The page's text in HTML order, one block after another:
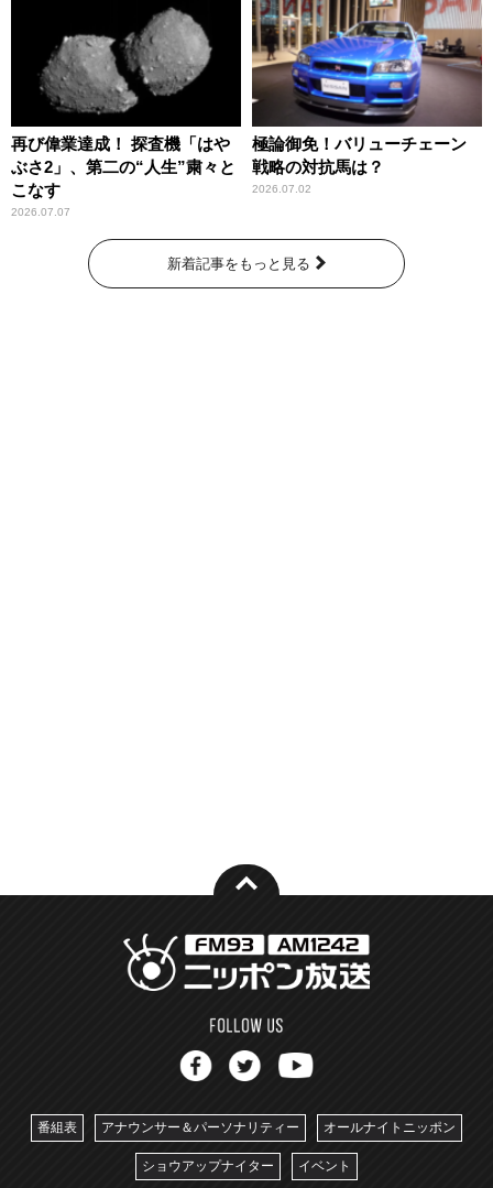
再び偉業達成！ 探査機「はや
ぶさ2」、第二の“人生”粛々と
こなす
2026.07.07
極論御免！バリューチェーン
戦略の対抗馬は？
2026.07.02
新着記事をもっと見る
番組表 アナウンサー＆パーソナリティー オールナイトニッポン
ショウアップナイター イベント